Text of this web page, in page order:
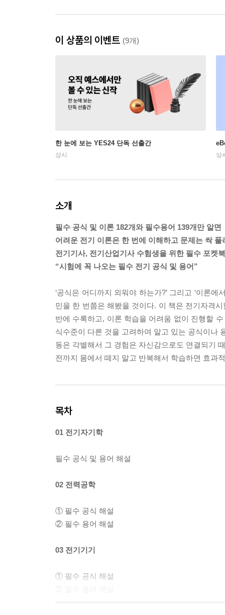
이 상품의 이벤트 (9개)
한 눈에 보는 YES24 단독 선출간
상시 상
소개
필수 공식 및 이론 182개와 필수용어 139개만 알면
어려운 전기 이론은 한 번에 이해하고 문제는 싹 풀
전기기사, 전기산업기사 수험생을 위한 필수 포켓
“시험에 꼭 나오는 필수 전기 공식 및 용어”
‘공식은 어디까지 외워야 하는가?’ 그리고 ‘이론
민을 한 번쯤은 해봤을 것이다. 이 책은 전기자격
반에 수록하고, 이론 학습을 어려움 없이 진행할
식수준이 다른 것을 고려하여 알고 있는 공식이나
동은 각별해서 그 경험은 자신감으로도 연결되기
전까지 몸에서 떼지 말고 반복해서 학습하면 효과
목차
01 전기자기학
필수 공식 및 용어 해설
02 전력공학
① 필수 공식 해설
② 필수 용어 해설
03 전기기기
① 필수 공식 해설